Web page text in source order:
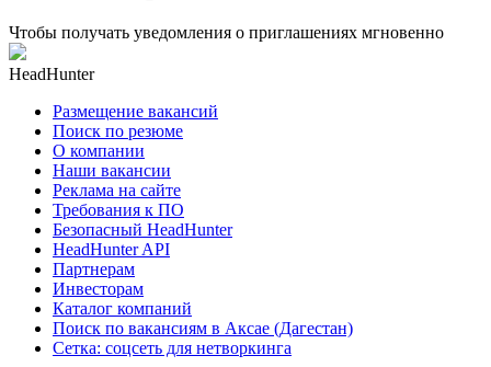
Чтобы получать уведомления о приглашениях мгновенно
HeadHunter
Размещение вакансий
Поиск по резюме
О компании
Наши вакансии
Реклама на сайте
Требования к ПО
Безопасный HeadHunter
HeadHunter API
Партнерам
Инвесторам
Каталог компаний
Поиск по вакансиям в Аксае (Дагестан)
Сетка: соцсеть для нетворкинга